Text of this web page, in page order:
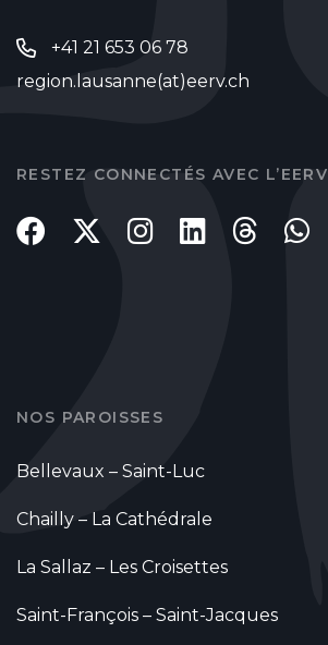
+41 21 653 06 78
region.lausanne(at)eerv.ch
RESTEZ CONNECTÉS AVEC L’EERV
NOS PAROISSES
Bellevaux – Saint-Luc
Chailly – La Cathédrale
La Sallaz – Les Croisettes
Saint-François – Saint-Jacques